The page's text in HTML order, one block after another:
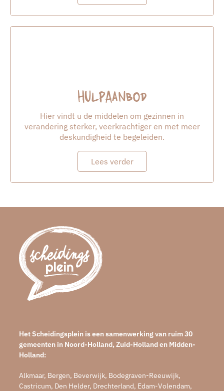
Hulpaanbod
Hier vindt u de middelen om gezinnen in
verandering sterker, veerkrachtiger en met meer
deskundigheid te begeleiden.
Lees verder
Het Scheidingsplein is een samenwerking van ruim 30
gemeenten in Noord-Holland, Zuid-Holland en Midden-
Holland:
Alkmaar, Bergen, Beverwijk, Bodegraven-Reeuwijk,
Castricum, Den Helder, Drechterland, Edam-Volendam,